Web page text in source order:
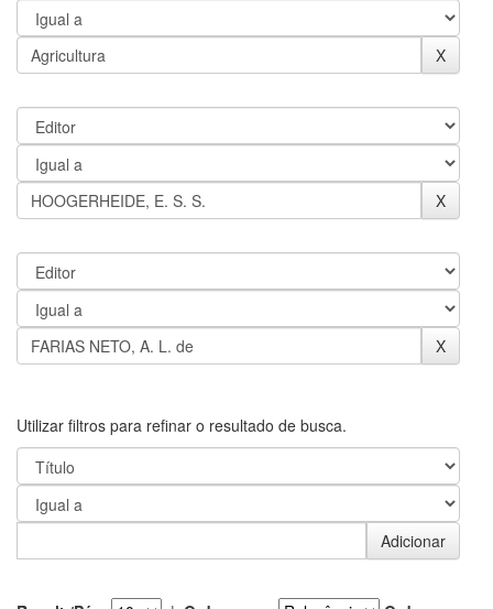
Utilizar filtros para refinar o resultado de busca.